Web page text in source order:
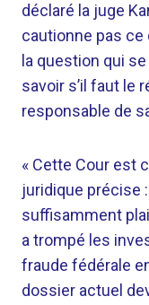
déclaré la juge
cautionne pas ce
la question qui
savoir s’il faut le
responsable de
« Cette Cour est
juridique précise
suffisamment
a trompé les
fraude fédérale
dossier actuel